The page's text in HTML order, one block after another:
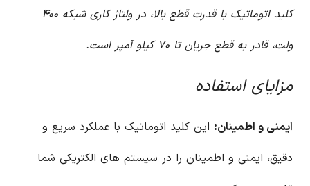
کلید اتوماتیک با قدرت قطع بالا، در ولتاژ کاری شبکه ۴۰۰
ولت، قادر به قطع جریان تا ۷۰ کیلو آمپر است.
مزایای استفاده
ایمنی و اطمینان: این کلید اتوماتیک با عملکرد سریع و
دقیق، ایمنی و اطمینان را در سیستم های الکتریکی شما